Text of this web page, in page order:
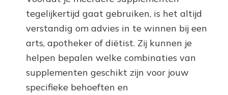
tegelijkertijd gaat gebruiken, is het altijd
verstandig om advies in te winnen bij een
arts, apotheker of diëtist. Zij kunnen je
helpen bepalen welke combinaties van
supplementen geschikt zijn voor jouw
specifieke behoeften en